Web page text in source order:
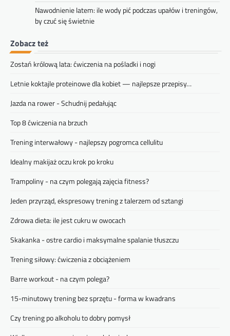
Nawodnienie latem: ile wody pić podczas upałów i treningów,
by czuć się świetnie
Zobacz też
Zostań królową lata: ćwiczenia na pośladki i nogi
Letnie koktajle proteinowe dla kobiet — najlepsze przepisy…
Jazda na rower - Schudnij pedałując
Top 8 ćwiczenia na brzuch
Trening interwałowy - najlepszy pogromca cellulitu
Idealny makijaż oczu krok po kroku
Trampoliny - na czym polegają zajęcia fitness?
Jeden przyrząd, ekspresowy trening z talerzem od sztangi
Zdrowa dieta: ile jest cukru w owocach
Skakanka - ostre cardio i maksymalne spalanie tłuszczu
Trening siłowy: ćwiczenia z obciążeniem
Barre workout - na czym polega?
15-minutowy trening bez sprzętu - forma w kwadrans
Czy trening po alkoholu to dobry pomysł